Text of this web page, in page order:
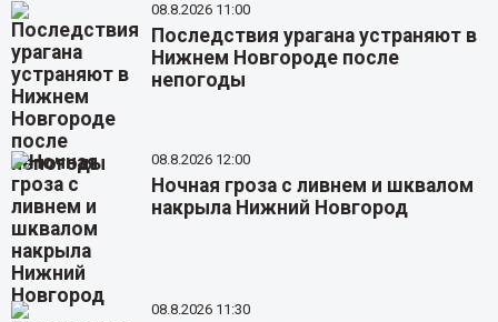
08.8.2026 11:00
Последствия урагана устраняют в
Нижнем Новгороде после
непогоды
08.8.2026 12:00
Ночная гроза с ливнем и шквалом
накрыла Нижний Новгород
08.8.2026 11:30